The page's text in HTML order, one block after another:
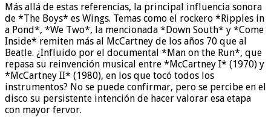
Más allá de estas referencias, la principal influencia sonora
de *The Boys* es Wings. Temas como el rockero *Ripples in
a Pond*, *We Two*, la mencionada *Down South* y *Come
Inside* remiten más al McCartney de los años 70 que al
Beatle. ¿Influido por el documental *Man on the Run*, que
repasa su reinvención musical entre *McCartney I* (1970) y
*McCartney II* (1980), en los que tocó todos los
instrumentos? No se puede confirmar, pero se percibe en el
disco su persistente intención de hacer valorar esa etapa
con mayor fervor.